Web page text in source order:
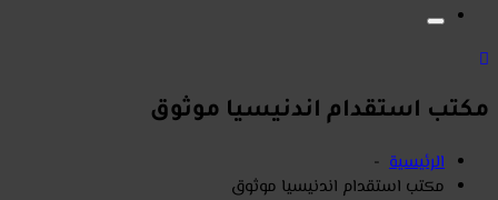
في السعودية." استقدام
اندو متخصص في خدمات
متابعة كاملة حتى وصول العمالة."استقدام اندنيسيا الي دول الخليج
مكتب استقدام اندنيسيا موثوق
الرئيسية -
مكتب استقدام اندنيسيا موثوق